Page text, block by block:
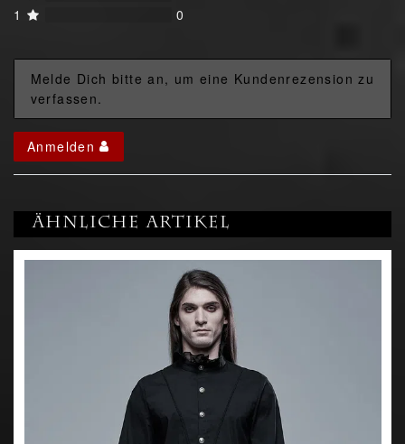
1
0
Melde Dich bitte an, um eine Kundenrezension zu
verfassen.
Anmelden
Ähnliche Artikel